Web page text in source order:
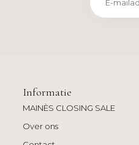
Informatie
MAINÈS CLOSING SALE
Over ons